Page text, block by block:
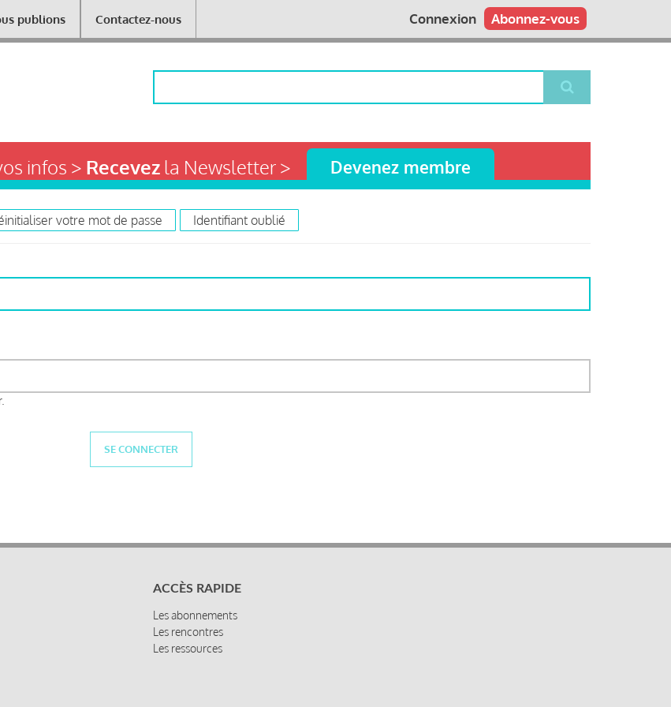
publions Contactez-nous Abonnez-vous
Connexion
infos > Recevezla Newsletter > Devenez membre
votre mot de passe Identifiant oublié
ACCÈS RAPIDE
Les abonnements
Les rencontres
Les ressources